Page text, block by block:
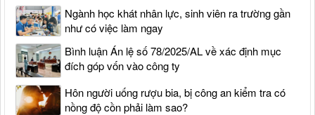
Ngành học khát nhân lực, sinh viên ra trường gần
như có việc làm ngay
Bình luận Án lệ số 78/2025/AL về xác định mục
đích góp vốn vào công ty
Hôn người uống rượu bia, bị công an kiểm tra có
nồng độ cồn phải làm sao?